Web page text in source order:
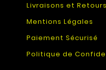
Livraisons et Retours
Mentions Légales
Paiement Sécurisé
Politique de